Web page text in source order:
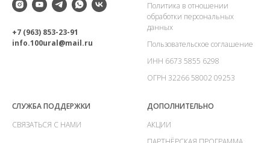
+7 (963) 853-23-91
info.100ural@mail.ru
Политика в отношении
обработки персональных
данных
Пользовательское соглашение
ИНН 6673 5855 6298
ОГРН 32266 58002 09253
СЛУЖБА ПОДДЕРЖКИ
СВЯЗАТЬСЯ С НАМИ
ДОПОЛНИТЕЛЬНО
АКЦИИ